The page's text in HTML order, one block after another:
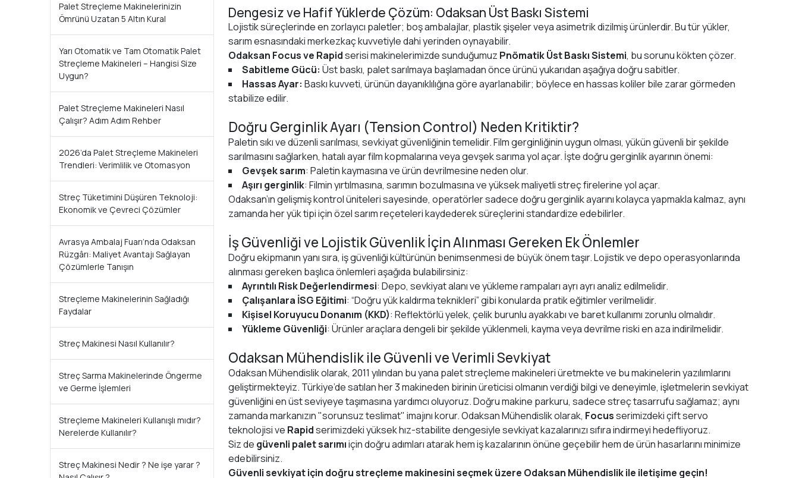
Palet Streçleme Makinelerinizin
Ömrünü Uzatan 5 Altın Kural
Yarı Otomatik ve Tam Otomatik Palet
Streçleme Makineleri – Hangisi Size
Uygun?
Palet Streçleme Makineleri Nasıl
Çalışır? Adım Adım Rehber
2026’da Palet Streçleme Makineleri
Trendleri: Verimlilik ve Otomasyon
Streç Tüketimini Düşüren Teknoloji:
Ekonomik ve Çevreci Çözümler
Avrasya Ambalaj Fuarı’nda Odaksan
Rüzgârı: Maliyet Avantajı Sağlayan
Çözümlerle Tanışın
Streçleme Makinelerinin Sağladığı
Faydalar
Streç Makinesi Nasıl Kullanılır?
Streç Sarma Makinelerinde Öngerme
ve Germe İşlemleri
Streçleme Makineleri Kullanışlı mıdır?
Nerelerde Kullanılır?
Streç Makinesi Nedir ? Ne işe yarar ?
Dengesiz ve Hafif Yüklerde Çözüm: Odaksan Üst Baskı Sistemi
Lojistik süreçlerinde en zorlayıcı paletler; boş ambalajlar, plastik şişeler veya asimetrik dizilmiş ürünlerdir. Bu tür yükler,
sarım esnasındaki merkezkaç kuvvetiyle dahi yerinden oynayabilir.
Odaksan Focus ve Rapidserisi makinelerimizde sunduğumuz Pnömatik Üst Baskı Sistemi, bu sorunu kökten çözer.
Sabitleme Gücü: Üst baskı, palet sarılmaya başlamadan önce ürünü yukarıdan aşağıya doğru sabitler.
Hassas Ayar: Baskı kuvveti, ürünün dayanıklılığına göre ayarlanabilir; böylece en hassas koliler bile zarar görmeden
stabilize edilir.
Doğru Gerginlik Ayarı (Tension Control) Neden Kritiktir?
Paletin sıkı ve düzenli sarılması, sevkiyat güvenliğinin temelidir. Film gerginliğinin uygun olması, yükün güvenli bir şekilde
sarılmasını sağlarken, hatalı ayar film kopmalarına veya gevşek sarıma yol açar. İşte doğru gerginlik ayarının önemi:
Gevşek sarım: Paletin kaymasına ve ürün devrilmesine neden olur.
Aşırı gerginlik: Filmin yırtılmasına, sarımın bozulmasına ve yüksek maliyetli streç firelerine yol açar.
Odaksan’ın gelişmiş kontrol üniteleri sayesinde, operatörler sadece doğru gerginlik ayarını kolayca yapmakla kalmaz, aynı
zamanda her yük tipi için özel sarım reçeteleri kaydederek süreçlerini standardize edebilirler.
İş Güvenliği ve Lojistik Güvenlik İçin Alınması Gereken Ek Önlemler
Doğru ekipmanın yanı sıra, iş güvenliği kültürünün benimsenmesi de büyük önem taşır. Lojistik ve depo operasyonlarında
alınması gereken başlıca önlemleri aşağıda bulabilirsiniz:
Ayrıntılı Risk Değerlendirmesi: Depo, sevkiyat alanı ve yükleme rampaları ayrı ayrı analiz edilmelidir.
Çalışanlara İSG Eğitimi: “Doğru yük kaldırma teknikleri” gibi konularda pratik eğitimler verilmelidir.
Kişisel Koruyucu Donanım (KKD): Reflektörlü yelek, çelik burunlu ayakkabı ve baret kullanımı zorunlu olmalıdır.
Yükleme Güvenliği: Ürünler araçlara dengeli bir şekilde yüklenmeli, kayma veya devrilme riski en aza indirilmelidir.
Odaksan Mühendislik ile Güvenli ve Verimli Sevkiyat
Odaksan Mühendislik olarak, 2011 yılından bu yana palet streçleme makineleri üretmekte ve bu makinelerin yazılımlarını
geliştirmekteyiz. Türkiye’de satılan her 3 makineden birinin üreticisi olmanın verdiği bilgi ve deneyimle, işletmelerin sevkiyat
güvenliğini en üst seviyeye taşımasına yardımcı oluyoruz. Doğru makine parkuru, sadece streç tasarrufu sağlamaz; aynı
zamanda markanızın "sorunsuz teslimat" imajını korur. Odaksan Mühendislik olarak, Focusserimizdeki çift servo
teknolojisi ve Rapidserimizdeki yüksek hız-stabilite dengesiyle sevkiyat kazalarınızı sıfıra indirmeyi hedefliyoruz.
Siz de güvenli palet sarımıiçin doğru adımları atarak hem iş kazalarının önüne geçebilir hem de ürün hasarlarını minimize
edebilirsiniz.
Güvenli sevkiyat için doğru streçleme makinesini seçmek üzere Odaksan Mühendislik ile iletişime geçin!